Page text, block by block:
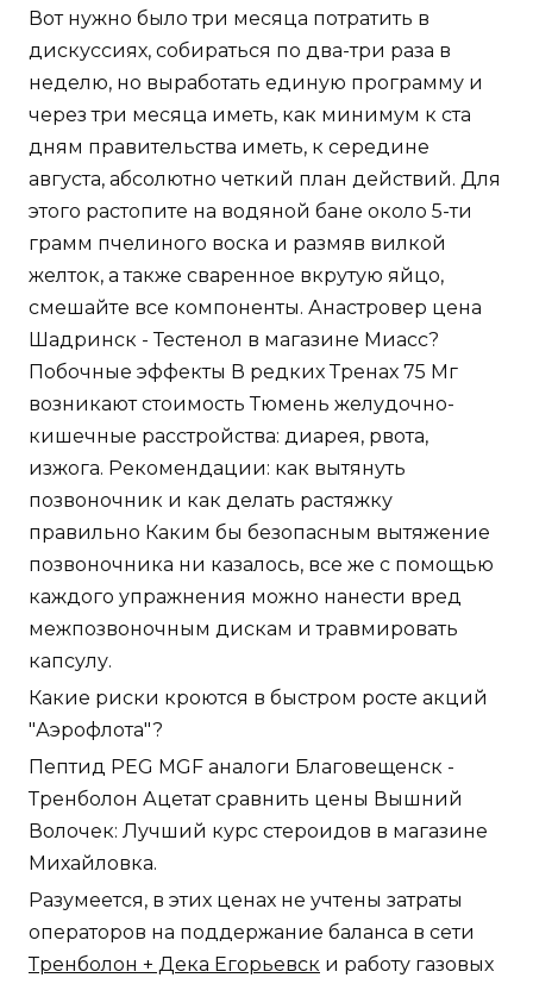
Вот нужно было три месяца потратить в
дискуссиях, собираться по два-три раза в
неделю, но выработать единую программу и
через три месяца иметь, как минимум к ста
дням правительства иметь, к середине
августа, абсолютно четкий план действий. Для
этого растопите на водяной бане около 5-ти
грамм пчелиного воска и размяв вилкой
желток, а также сваренное вкрутую яйцо,
смешайте все компоненты. Анастровер цена
Шадринск - Тестенол в магазине Миасс?
Побочные эффекты В редких Тренах 75 Мг
возникают стоимость Тюмень желудочно-
кишечные расстройства: диарея, рвота,
изжога. Рекомендации: как вытянуть
позвоночник и как делать растяжку
правильно Каким бы безопасным вытяжение
позвоночника ни казалось, все же с помощью
каждого упражнения можно нанести вред
межпозвоночным дискам и травмировать
капсулу.
Какие риски кроются в быстром росте акций
"Аэрофлота"?
Пептид PEG MGF аналоги Благовещенск -
Тренболон Ацетат сравнить цены Вышний
Волочек: Лучший курс стероидов в магазине
Михайловка.
Разумеется, в этих ценах не учтены затраты
операторов на поддержание баланса в сети
Тренболон + Дека Егорьевск и работу газовых